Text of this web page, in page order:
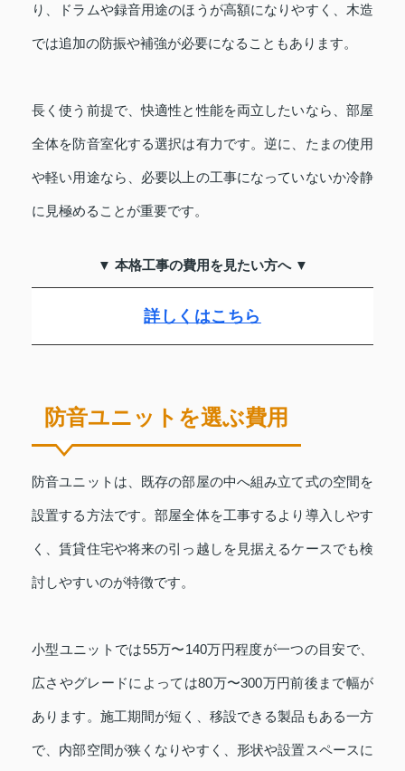
り、ドラムや録音用途のほうが高額になりやすく、木造
では追加の防振や補強が必要になることもあります。
長く使う前提で、快適性と性能を両立したいなら、部屋
全体を防音室化する選択は有力です。逆に、たまの使用
や軽い用途なら、必要以上の工事になっていないか冷静
に見極めることが重要です。
▼ 本格工事の費用を見たい方へ ▼
詳しくはこちら
防音ユニットを選ぶ費用
防音ユニットは、既存の部屋の中へ組み立て式の空間を
設置する方法です。部屋全体を工事するより導入しやす
く、賃貸住宅や将来の引っ越しを見据えるケースでも検
討しやすいのが特徴です。
小型ユニットでは55万〜140万円程度が一つの目安で、
広さやグレードによっては80万〜300万円前後まで幅が
あります。施工期間が短く、移設できる製品もある一方
で、内部空間が狭くなりやすく、形状や設置スペースに